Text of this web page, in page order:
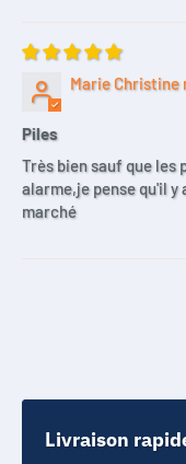
Marie Christine
Piles
Très bien sauf que les
alarme,je pense qu'il
marché
Livraison